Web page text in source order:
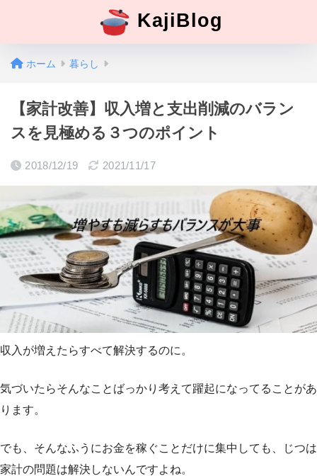
KajiBlog
ホーム 暮らし
【家計改善】収入増と支出削減のバラン
スを見極める３つのポイント
2018/12/19 2021/11/17
収入が増えたらすべて解決するのに。
気づいたらそんなことばっかり考えて躍起になってることがあ
ります。
でも、そんなふうにお金を稼ぐことだけに集中しても、じつは
家計の問題は解決しないんですよね。